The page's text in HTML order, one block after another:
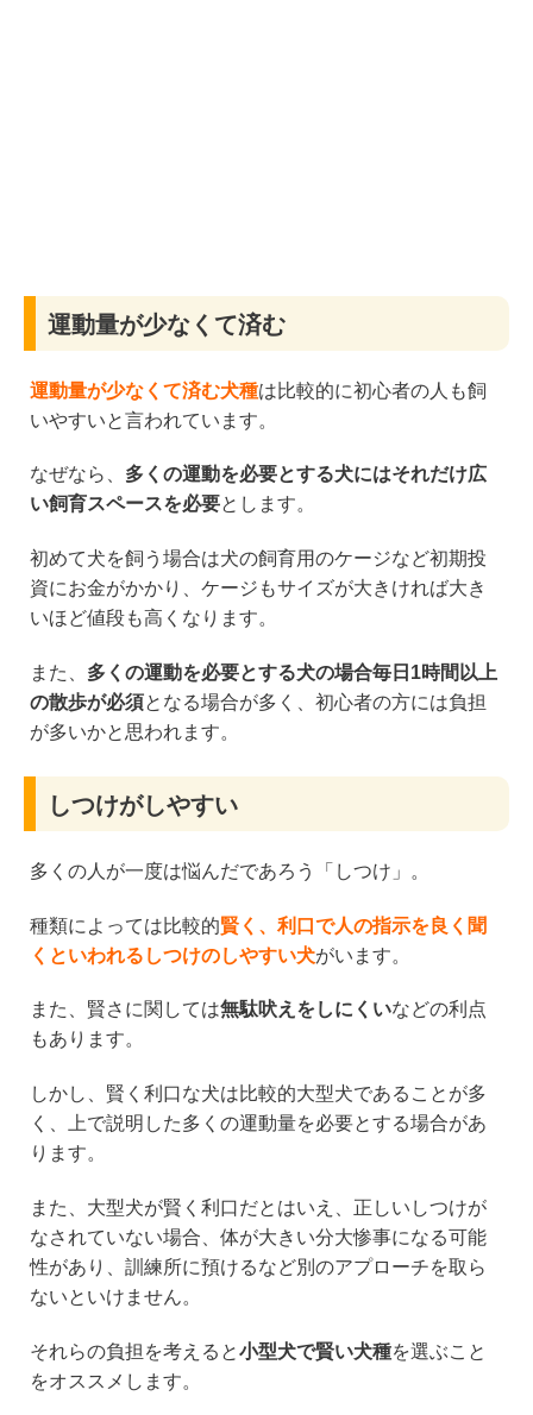
運動量が少なくて済む
運動量が少なくて済む犬種は比較的に初心者の人も飼
いやすいと言われています。
なぜなら、 多くの運動を必要とする犬にはそれだけ広
い飼育スペースを必要とします。
初めて犬を飼う場合は犬の飼育用のケージなど初期投
資にお金がかかり、ケージもサイズが大きければ大き
いほど値段も高くなります。
また、 多くの運動を必要とする犬の場合毎日1時間以上
の散歩が必須となる場合が多く、初心者の方には負担
が多いかと思われます。
しつけがしやすい
多くの人が一度は悩んだであろう「しつけ」。
種類によっては比較的賢く、利口で人の指示を良く聞
くといわれるしつけのしやすい犬がいます。
また、賢さに関しては無駄吠えをしにくいなどの利点
もあります。
しかし、賢く利口な犬は比較的大型犬であることが多
く、上で説明した多くの運動量を必要とする場合があ
ります。
また、大型犬が賢く利口だとはいえ、正しいしつけが
なされていない場合、体が大きい分大惨事になる可能
性があり、訓練所に預けるなど別のアプローチを取ら
ないといけません。
それらの負担を考えると小型犬で賢い犬種を選ぶこと
をオススメします。